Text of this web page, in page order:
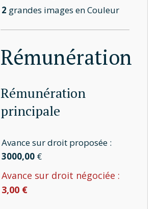
2 grandes images en Couleur
Rémunération
Rémunération
principale
Avance sur droit proposée :
3000,00 €
Avance sur droit négociée :
3,00 €